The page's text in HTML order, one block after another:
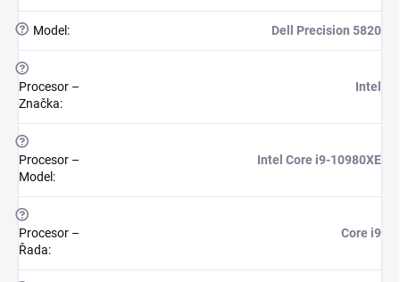
? Model : Dell Precision 5820
?
Procesor –
Značka:
Intel
?
Procesor –
Model :
Intel Core i9-10980XE
?
Procesor –
Řada:
Core i9